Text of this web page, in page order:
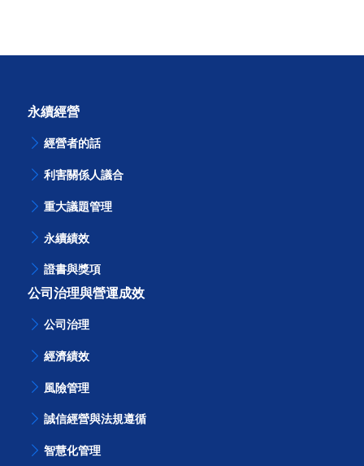
永續經營
經營者的話
利害關係人議合
重大議題管理
永續績效
證書與獎項
公司治理與營運成效
公司治理
經濟績效
風險管理
誠信經營與法規遵循
智慧化管理